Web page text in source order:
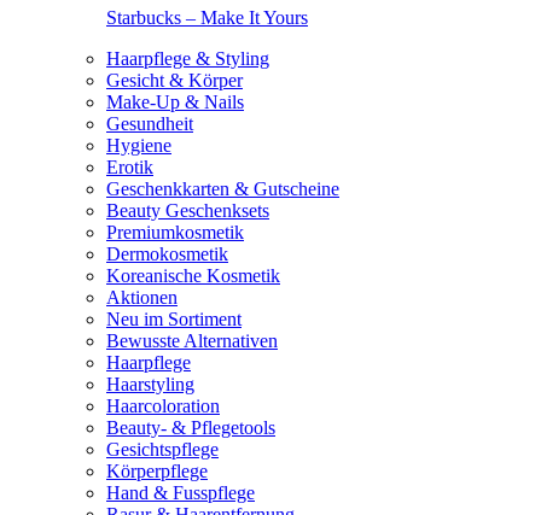
Starbucks – Make It Yours
Haarpflege & Styling
Gesicht & Körper
Make-Up & Nails
Gesundheit
Hygiene
Erotik
Geschenkkarten & Gutscheine
Beauty Geschenksets
Premiumkosmetik
Dermokosmetik
Koreanische Kosmetik
Aktionen
Neu im Sortiment
Bewusste Alternativen
Haarpflege
Haarstyling
Haarcoloration
Beauty- & Pflegetools
Gesichtspflege
Körperpflege
Hand & Fusspflege